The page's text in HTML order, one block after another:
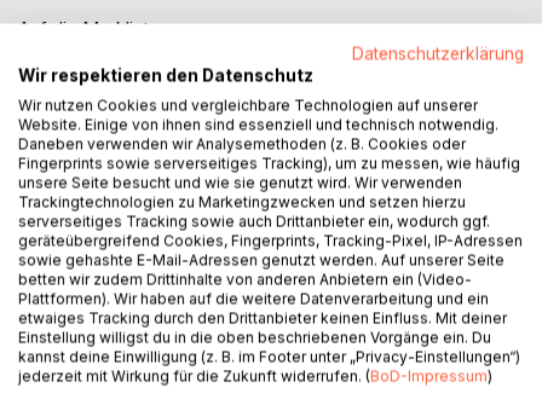
Auf die Merkliste
BESCHREIBUNG
In uns Menschen steckt unendliches Potenzial. Eine
Schöpferkraft pur. Jeder von uns hat Zugriff darauf und
kann seine eigene Welt gestalten. Dazu ist jedoch eine
veränderte Sichtweise auf uns und unsere Welt notwendig,
Datenschutzerklärung
Wir respektieren den Datenschutz
Wir nutzen Cookies und vergleichbare Technologien auf unserer
Website. Einige von ihnen sind essenziell und technisch notwendig.
Daneben verwenden wir Analysemethoden (z. B. Cookies oder
Fingerprints sowie serverseitiges Tracking), um zu messen, wie häufig
unsere Seite besucht und wie sie genutzt wird. Wir verwenden
Trackingtechnologien zu Marketingzwecken und setzen hierzu
serverseitiges Tracking sowie auch Drittanbieter ein, wodurch ggf.
geräteübergreifend Cookies, Fingerprints, Tracking-Pixel, IP-Adressen
sowie gehashte E-Mail-Adressen genutzt werden. Auf unserer Seite
betten wir zudem Drittinhalte von anderen Anbietern ein (Video-
Plattformen). Wir haben auf die weitere Datenverarbeitung und ein
etwaiges Tracking durch den Drittanbieter keinen Einfluss. Mit deiner
Einstellung willigst du in die oben beschriebenen Vorgänge ein. Du
kannst deine Einwilligung (z. B. im Footer unter „Privacy-Einstellungen“)
jederzeit mit Wirkung für die Zukunft widerrufen. (BoD-Impressum)